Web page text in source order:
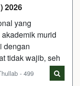
2026
yang
murid
dengan
tidak wajib, seh
- 499